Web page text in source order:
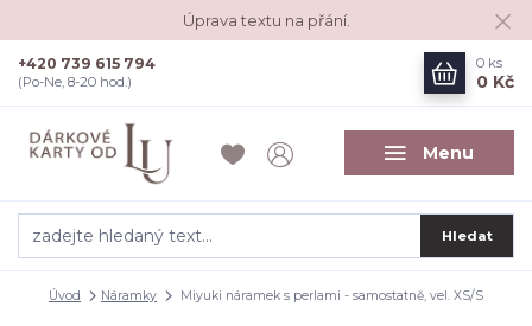
Úprava textu na přání.
Menu
Hledat
+420 739 615 794
(Po-Ne, 8-20 hod.)
0 ks
0 Kč
Úvod Náramky Miyuki náramek s perlami - samostatně, vel. XS/S